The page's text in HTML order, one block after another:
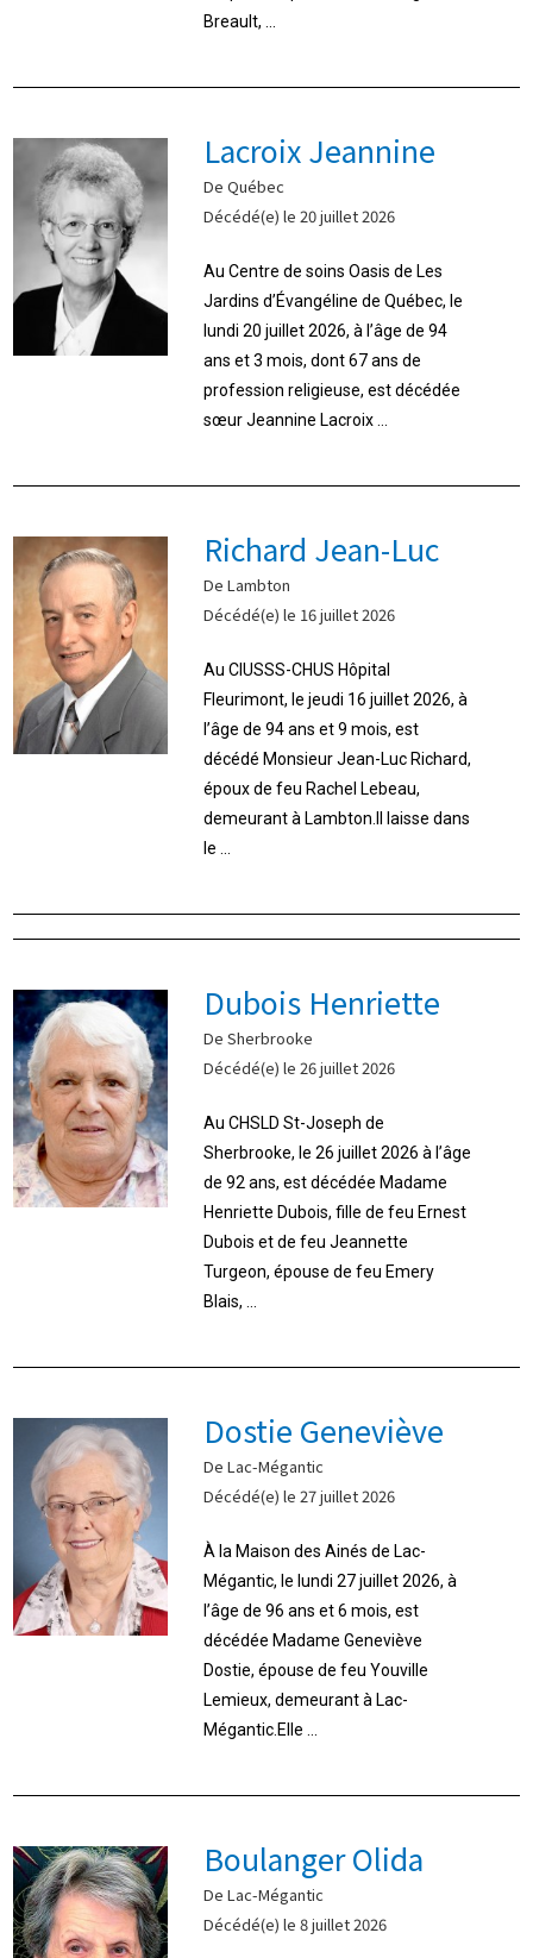
Breault, ...
Lacroix Jeannine
De Québec
Décédé(e) le 20 juillet 2026
Au Centre de soins Oasis de Les
Jardins d’Évangéline de Québec, le
lundi 20 juillet 2026, à l’âge de 94
ans et 3 mois, dont 67 ans de
profession religieuse, est décédée
sœur Jeannine Lacroix ...
Richard Jean-Luc
De Lambton
Décédé(e) le 16 juillet 2026
Au CIUSSS-CHUS Hôpital
Fleurimont, le jeudi 16 juillet 2026, à
l’âge de 94 ans et 9 mois, est
décédé Monsieur Jean-Luc Richard,
époux de feu Rachel Lebeau,
demeurant à Lambton.Il laisse dans
le ...
Dubois Henriette
De Sherbrooke
Décédé(e) le 26 juillet 2026
Au CHSLD St-Joseph de
Sherbrooke, le 26 juillet 2026 à l’âge
de 92 ans, est décédée Madame
Henriette Dubois, fille de feu Ernest
Dubois et de feu Jeannette
Turgeon, épouse de feu Emery
Blais, ...
Dostie Geneviève
De Lac-Mégantic
Décédé(e) le 27 juillet 2026
À la Maison des Ainés de Lac-
Mégantic, le lundi 27 juillet 2026, à
l’âge de 96 ans et 6 mois, est
décédée Madame Geneviève
Dostie, épouse de feu Youville
Lemieux, demeurant à Lac-
Mégantic.Elle ...
Boulanger Olida
De Lac-Mégantic
Décédé(e) le 8 juillet 2026